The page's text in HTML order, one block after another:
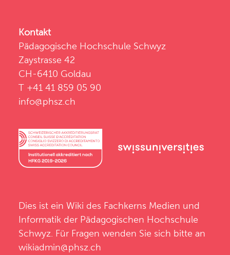
Kontakt
Pädagogische Hochschule Schwyz
Zaystrasse 42
CH-6410 Goldau
T +41 41 859 05 90
info@phsz.ch
Dies ist ein Wiki des Fachkerns Medien und
Informatik der Pädagogischen Hochschule
Schwyz. Für Fragen wenden Sie sich bitte an
wikiadmin@phsz.ch